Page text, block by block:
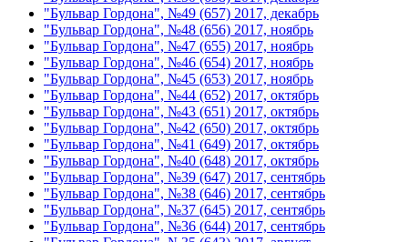
"Бульвар Гордона", №49 (657) 2017, декабрь
"Бульвар Гордона", №48 (656) 2017, ноябрь
"Бульвар Гордона", №47 (655) 2017, ноябрь
"Бульвар Гордона", №46 (654) 2017, ноябрь
"Бульвар Гордона", №45 (653) 2017, ноябрь
"Бульвар Гордона", №44 (652) 2017, октябрь
"Бульвар Гордона", №43 (651) 2017, октябрь
"Бульвар Гордона", №42 (650) 2017, октябрь
"Бульвар Гордона", №41 (649) 2017, октябрь
"Бульвар Гордона", №40 (648) 2017, октябрь
"Бульвар Гордона", №39 (647) 2017, сентябрь
"Бульвар Гордона", №38 (646) 2017, сентябрь
"Бульвар Гордона", №37 (645) 2017, сентябрь
"Бульвар Гордона", №36 (644) 2017, сентябрь